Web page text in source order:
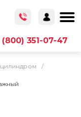
(800) 351-07-47
цилиндром
/